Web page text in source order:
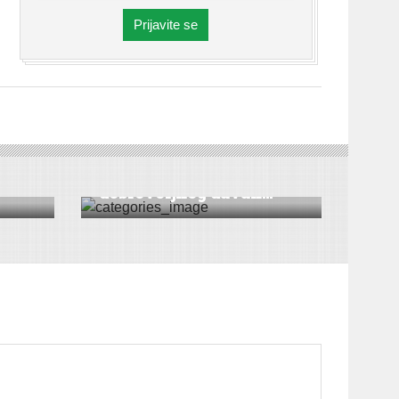
Prijavite se
DRUŠTVO|VESTI|ŠID
dobrovoljnog davan...